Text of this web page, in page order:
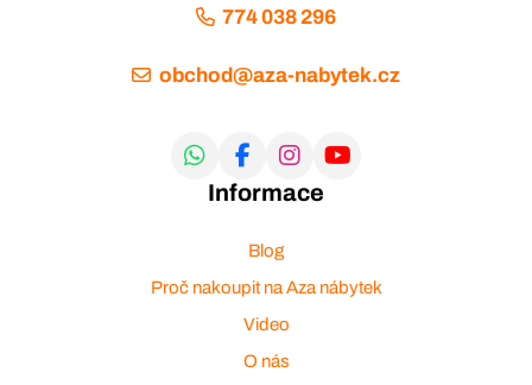
774 038 296
obchod@aza-nabytek.cz
Informace
Blog
Proč nakoupit na Aza nábytek
Video
O nás